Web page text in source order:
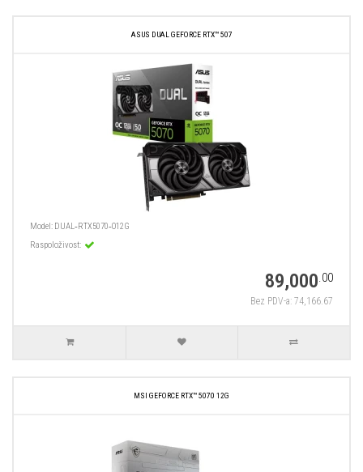
ASUS DUAL GEFORCE RTX™ 507
Model: DUAL‑RTX5070‑O12G
Raspoloživost:
89,000.00
Bez PDV-a: 74,166.67
MSI GEFORCE RTX™ 5070 12G